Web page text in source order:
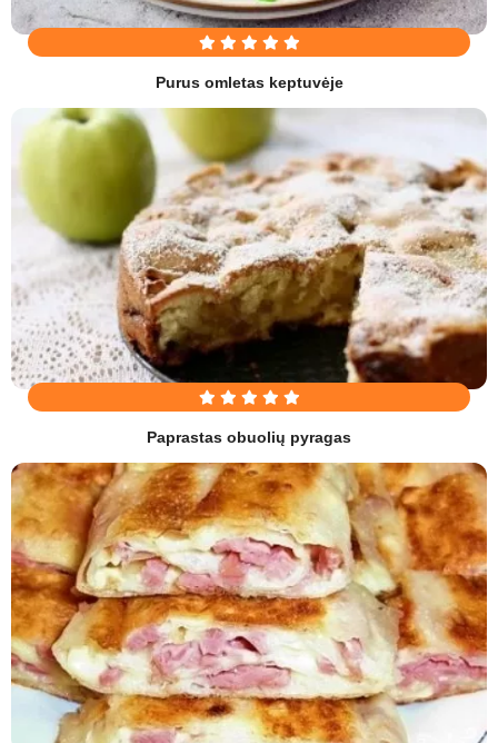
Purus omletas keptuvėje
Paprastas obuolių pyragas